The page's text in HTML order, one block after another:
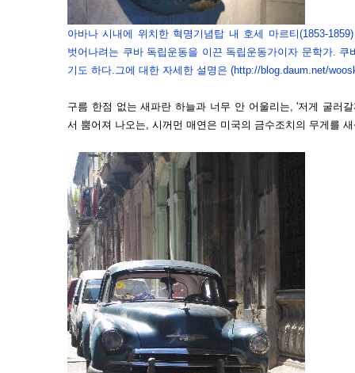
아바나 시내에 위치한 혁명기념탑 내 호세 마르티(1853-
벗어나려는 쿠바 독립운동을 이끈 독립운동가이자 문학가.
기도 하다.그에 대한 자세한 설명은 (http://blog.daum.net/
구름 한점 없는 새파란 하늘과 너무 안 어울리는, '저게 굴러
서 뿜어져 나오는, 시꺼먼 매연은 미국의 금수조치의 무게를